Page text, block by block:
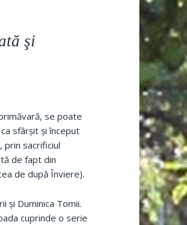
şi
se poate
sfârşit şi început
prin sacrificiul
de fapt din
de după Înviere).
şi Duminica Tomii.
cuprinde o serie